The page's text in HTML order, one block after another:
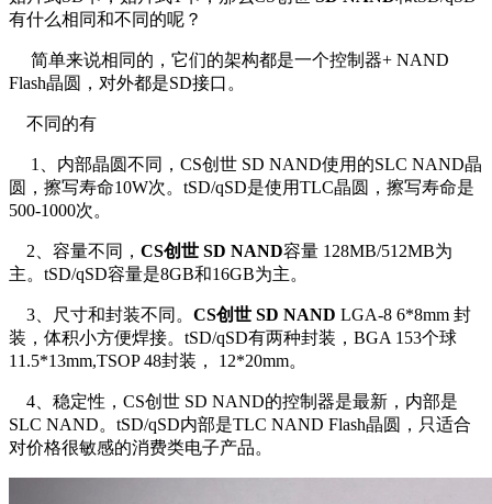
有什么相同和不同的呢？
简单来说相同的，它们的架构都是一个控制器+ NAND
Flash晶圆，对外都是SD接口。
不同的有
1、内部晶圆不同，CS创世 SD NAND使用的SLC NAND晶
圆，擦写寿命10W次。tSD/qSD是使用TLC晶圆，擦写寿命是
500-1000次。
2、容量不同， CS创世 SD NAND容量 128MB/512MB为
主。tSD/qSD容量是8GB和16GB为主。
3、尺寸和封装不同。 CS创世 SD NAND LGA-8 6*8mm 封
装，体积小方便焊接。tSD/qSD有两种封装，BGA 153个球
11.5*13mm,TSOP 48封装， 12*20mm。
4、稳定性，CS创世 SD NAND的控制器是最新，内部是
SLC NAND。tSD/qSD内部是TLC NAND Flash晶圆，只适合
对价格很敏感的消费类电子产品。